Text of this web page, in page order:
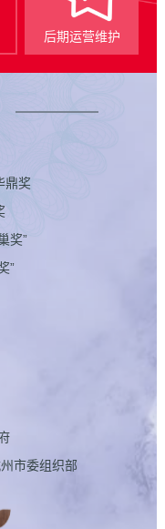
后期运营维护
鼎奖
奖”
”
市委组织部